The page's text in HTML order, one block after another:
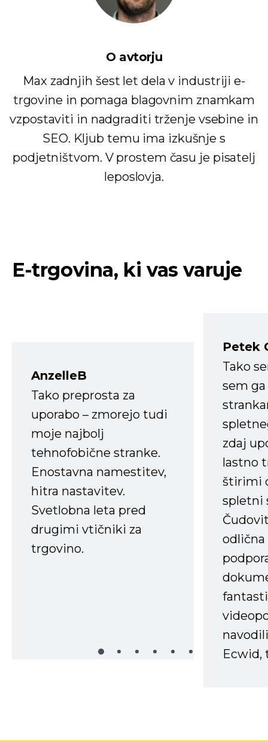
O avtorju
Max zadnjih šest let dela v industriji e-
trgovine in pomaga blagovnim znamkam
vzpostaviti in nadgraditi trženje vsebine in
SEO. Kljub temu ima izkušnje s
podjetništvom. V prostem času je pisatelj
leposlovja.
E-trgovina, ki vas varuje
AnzelleB
Tako preprosta za
uporabo – zmorejo tudi
moje najbolj
tehnofobične stranke.
Enostavna namestitev,
hitra nastavitev.
Svetlobna leta pred
drugimi vtičniki za
trgovino.
Petek
Tako
sem
zdaj
lastno
štirimi
spletni
Ecwid,